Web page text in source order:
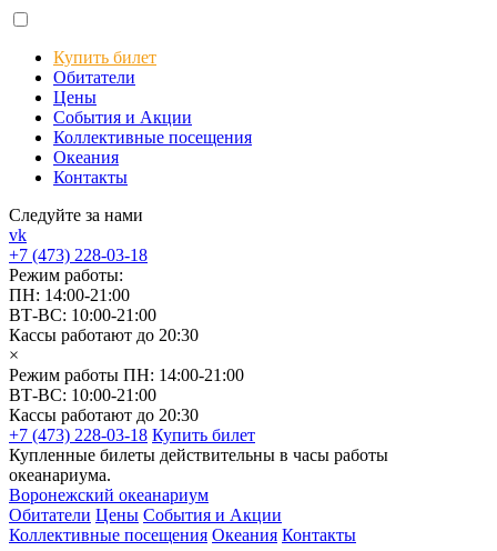
Купить билет
Обитатели
Цены
События и Акции
Коллективные посещения
Океания
Контакты
Следуйте за нами
vk
+7 (473) 228-03-18
Режим работы:
ПН: 14:00-21:00
ВТ-ВС: 10:00-21:00
Кассы работают до 20:30
×
Режим работы ПН: 14:00-21:00
ВТ-ВС: 10:00-21:00
Кассы работают до 20:30
+7 (473) 228-03-18 Купить билет
Купленные билеты действительны в часы работы
океанариума.
Воронежский океанариум
Обитатели Цены События и Акции
Коллективные посещения Океания Контакты